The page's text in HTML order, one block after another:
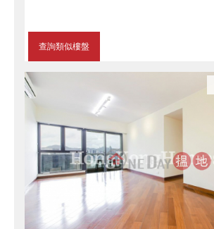
查詢類似樓盤